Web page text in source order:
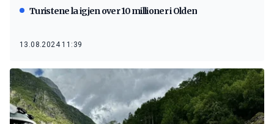
Turistene la igjen over 10 millioner i Olden
13.08.2024 11:39